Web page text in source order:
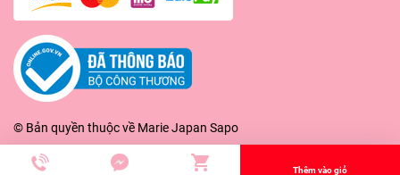
© Bản quyền thuộc về Marie Japan Sapo
Thêm vào giỏ